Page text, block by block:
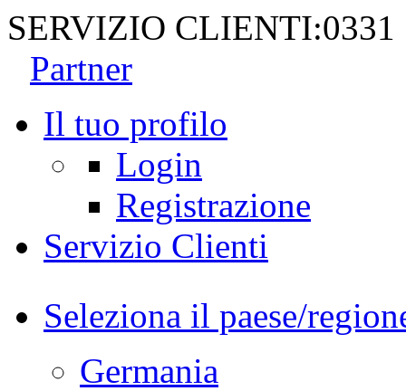
SERVIZIO CLIENTI:0331
Partner
Il tuo profilo
Login
Registrazione
Servizio Clienti
Seleziona il paese/
Germania